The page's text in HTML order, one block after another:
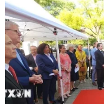
Iran cảnh báo Mỹ
công tên lửa ở Iraq
08/01/2020 01:57
Lực lượng Vệ binh
báo Mỹ và các đồng